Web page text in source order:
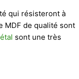
qui résisteront à
MDF de qualité sont
sont une très